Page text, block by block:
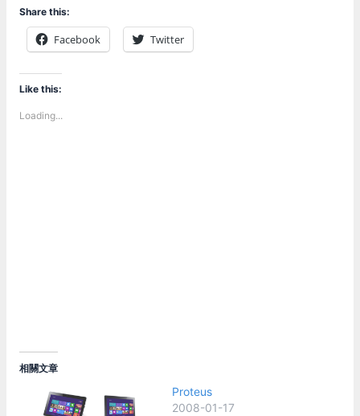
Share this:
Facebook Twitter
Like this:
Loading...
相關文章
Proteus
2008-01-17